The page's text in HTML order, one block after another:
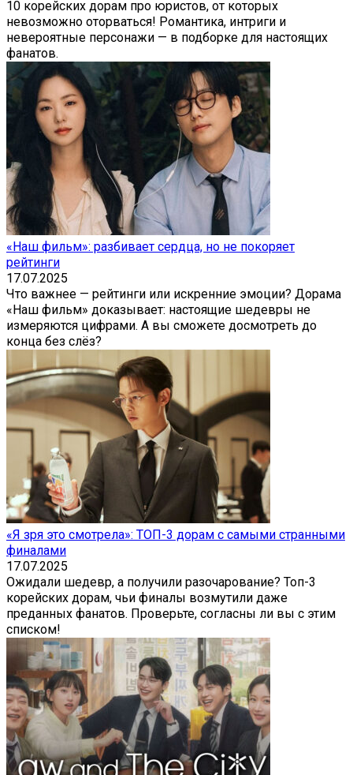
10 корейских дорам про юристов, от которых
невозможно оторваться! Романтика, интриги и
невероятные персонажи — в подборке для настоящих
фанатов.
«Наш фильм»: разбивает сердца, но не покоряет
рейтинги
17.07.2025
Что важнее — рейтинги или искренние эмоции? Дорама
«Наш фильм» доказывает: настоящие шедевры не
измеряются цифрами. А вы сможете досмотреть до
конца без слёз?
«Я зря это смотрела»: ТОП-3 дорам с самыми странными
финалами
17.07.2025
Ожидали шедевр, а получили разочарование? Топ-3
корейских дорам, чьи финалы возмутили даже
преданных фанатов. Проверьте, согласны ли вы с этим
списком!